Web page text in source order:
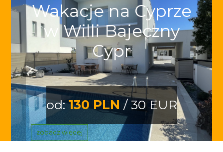
Wakacje na Cyprze
w Willi Bajeczny
Cypr
od:130 PLN / 30 EUR
zobacz więcej